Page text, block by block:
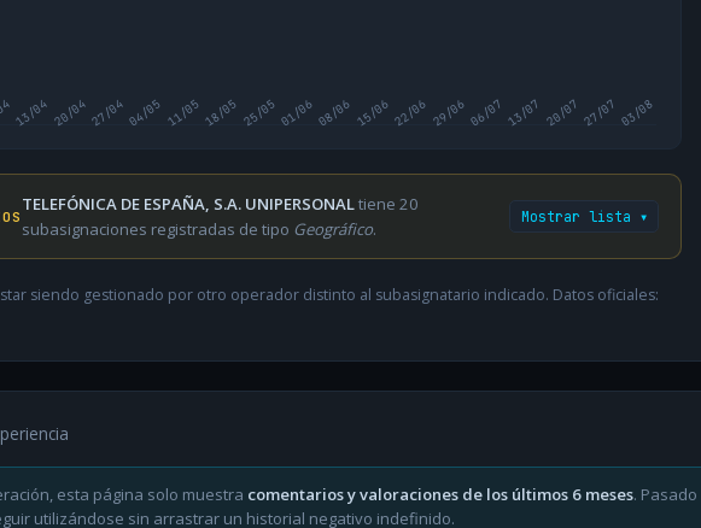
13/04 20/0427/0404/05 11/0518/05 25/0501/0608/06 15/0622/06 29/0606/07 13/07 20/07 27/07 03/08
TELEFÓNICA DE ESPAÑA, S.A. UNIPERSONALtiene 20
subasignaciones registradas de tipo Geográfico.
Mostrar lista ▾
siendo gestionado por otro operador distinto al subasignatario indicado. Datos oficiales:
esta página solo muestra comentarios y valoraciones de los últimos 6 meses.
utilizándose sin arrastrar un historial negativo indefinido.